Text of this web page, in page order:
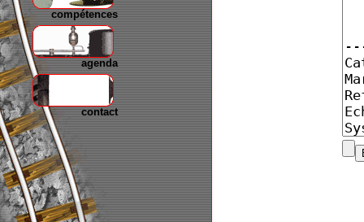
compétences
agenda
contact